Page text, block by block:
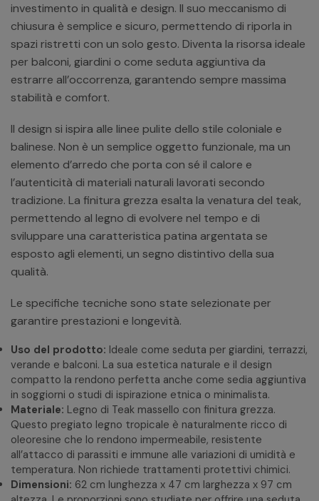
investimento in qualità e design. Il suo meccanismo di
chiusura è semplice e sicuro, permettendo di riporla in
spazi ristretti con un solo gesto. Diventa la risorsa ideale
per balconi, giardini o come seduta aggiuntiva da
estrarre all’occorrenza, garantendo sempre massima
stabilità e comfort.
Il design si ispira alle linee pulite dello stile coloniale e
balinese. Non è un semplice oggetto funzionale, ma un
elemento d’arredo che porta con sé il calore e
l’autenticità di materiali naturali lavorati secondo
tradizione. La finitura grezza esalta la venatura del teak,
permettendo al legno di evolvere nel tempo e di
sviluppare una caratteristica patina argentata se
esposto agli elementi, un segno distintivo della sua
qualità.
Le specifiche tecniche sono state selezionate per
garantire prestazioni e longevità.
Uso del prodotto: Ideale come seduta per giardini, terrazzi,
verande e balconi. La sua estetica naturale e il design
compatto la rendono perfetta anche come sedia aggiuntiva
in soggiorni o studi di ispirazione etnica o minimalista.
Materiale: Legno di Teak massello con finitura grezza.
Questo pregiato legno tropicale è naturalmente ricco di
oleoresine che lo rendono impermeabile, resistente
all’attacco di parassiti e immune alle variazioni di umidità e
temperatura. Non richiede trattamenti protettivi chimici.
Dimensioni: 62 cm lunghezza x 47 cm larghezza x 97 cm